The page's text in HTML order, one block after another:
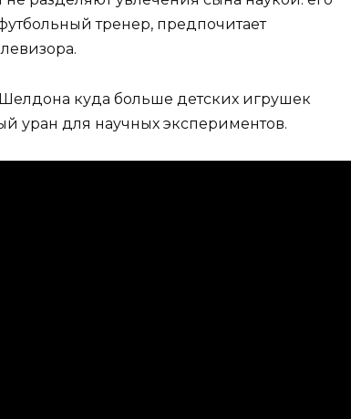
тренер, предпочитает
куда больше детских игрушек
уран для научных экспериментов.